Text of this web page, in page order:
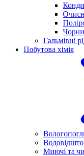
Гальмівні
Побутова хімія
Миючі та